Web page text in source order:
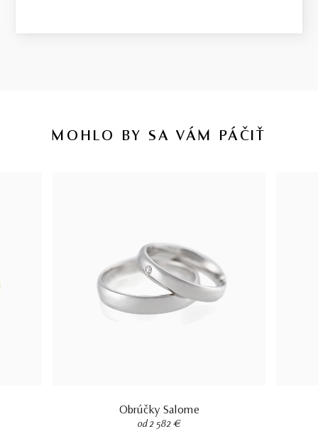
MOHLO BY SA VÁM PÁČIŤ
Obrúčky Salome
od 2 582 €